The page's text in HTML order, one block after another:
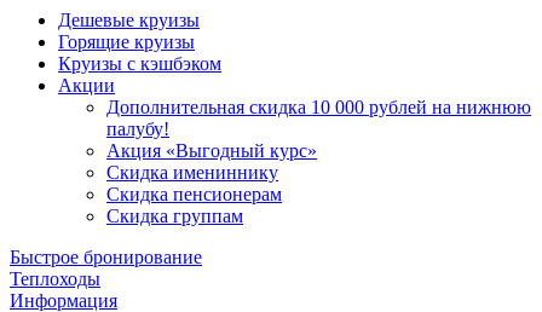
Дешевые круизы
Горящие круизы
Круизы с кэшбэком
Акции
Дополнительная скидка 10 000 рублей на нижнюю
палубу!
Акция «Выгодный курс»
Скидка имениннику
Скидка пенсионерам
Скидка группам
Быстрое бронирование
Теплоходы
Информация